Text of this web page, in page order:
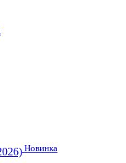
Новинка